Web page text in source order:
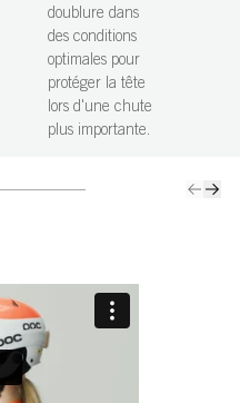
doublure dans
des conditions
optimales pour
protéger la tête
lors d'une chute
plus importante.